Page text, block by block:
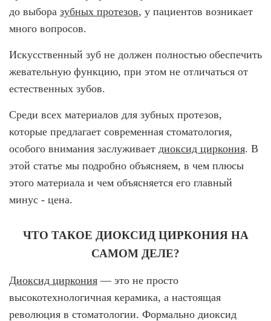
ЛЕЧЕНИЕ ДЕСЕН, ПАРАДОНТИТА
ИМПЛАНТАЦИЯ ЗУБОВ
Одномоментная имплантация
Синус-лифтинг и костная пластика
Наращивание кости для имплантации
Имплантация верхней челюсти
Имплантационные системы Anthogyr
Импланты Straumann
Имплантация одного зуба
Коронка на имплант
Имплантация «Всё на 4х»
до выбора зубных протезов, у пациентов возникает
много вопросов.
Искусственный зуб не должен полностью обеспечить
жевательную функцию, при этом не отличаться от
естественных зубов.
Среди всех материалов для зубных протезов,
которые предлагает современная стоматология,
особого внимания заслуживает диоксид циркония. В
этой статье мы подробно объясняем, в чем плюсы
этого материала и чем объясняется его главный
минус - цена.
ЧТО ТАКОЕ ДИОКСИД ЦИРКОНИЯ НА
САМОМ ДЕЛЕ?
Диоксид циркония — это не просто
высокотехнологичная керамика, а настоящая
революция в стоматологии. Формально диоксид